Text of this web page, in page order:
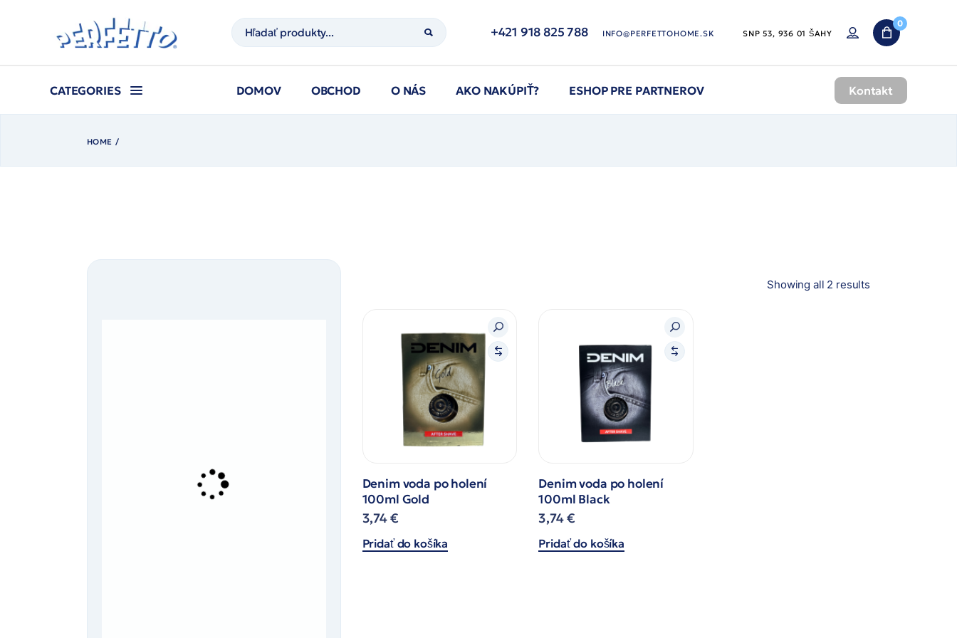
Hľadať
+421 918 825 788 INFO@PERFETTOHOME.SK SNP 53, 936 01 ŠAHY
0
CATEGORIES DOMOV OBCHOD O NÁS AKO NAKÚPIŤ? ESHOP PRE PARTNEROV Kontakt
HOME
Showing all 2 resultsZoradené
podľa
Denim voda po holení
100ml Gold
3,74€
Pridať do košíka
Denim voda po holení
100ml Black
3,74€
Pridať do košíka